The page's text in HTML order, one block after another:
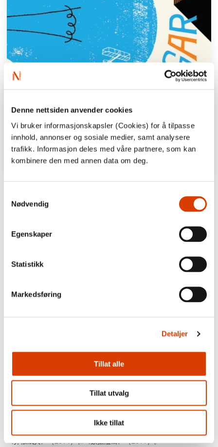
Denne nettsiden anvender cookies
Vi bruker informasjonskapsler (Cookies) for å tilpasse
innhold, annonser og sosiale medier, samt analysere
trafikk. Informasjon deles med våre partnere, som kan
kombinere den med annen data om deg.
Nødvendig
Egenskaper
Statistikk
Markedsføring
Detaljer
Tillat alle
Tillat utvalg
Ikke tillat
​（生于​1976​年）​与马伦·阿格德斯坦和鲁内·马库斯合
作，​撰写了许多关于科学技术的书籍，​包括​《污垢》​（​2011​）​，​
《弄假成真》​（​2014​）​和​《数据溢出》​（​2011​）​。​​